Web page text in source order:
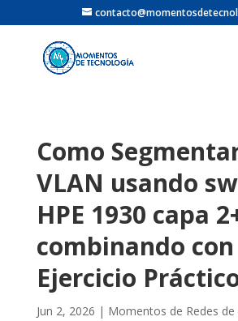
Como
VLAN usando
HPE 1930 capa
combinando
Ejercicio
Jun 2, 2026 | Momentos de Redes de